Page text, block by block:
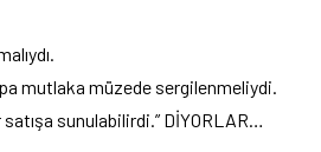
mutlaka müzede sergilenmeliydi.
satışa sunulabilirdi.” DİYORLAR…